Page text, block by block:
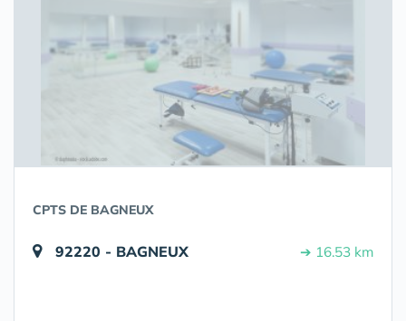
CPTS DE BAGNEUX
92220 - BAGNEUX ➔ 16.53 km